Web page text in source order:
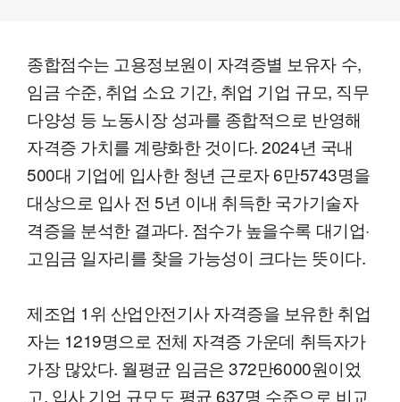
종합점수는 고용정보원이 자격증별 보유자 수,
임금 수준, 취업 소요 기간, 취업 기업 규모, 직무
다양성 등 노동시장 성과를 종합적으로 반영해
자격증 가치를 계량화한 것이다. 2024년 국내
500대 기업에 입사한 청년 근로자 6만5743명을
대상으로 입사 전 5년 이내 취득한 국가기술자
격증을 분석한 결과다. 점수가 높을수록 대기업·
고임금 일자리를 찾을 가능성이 크다는 뜻이다.
제조업 1위 산업안전기사 자격증을 보유한 취업
자는 1219명으로 전체 자격증 가운데 취득자가
가장 많았다. 월평균 임금은 372만6000원이었
고, 입사 기업 규모도 평균 637명 수준으로 비교